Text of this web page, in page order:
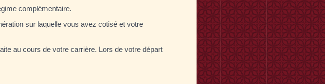
complémentaire.
sur laquelle vous avez cotisé et votre
au cours de votre carrière. Lors de votre départ